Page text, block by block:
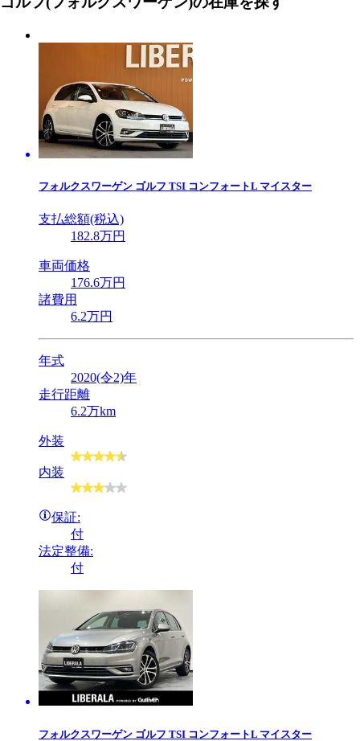
フォルクスワーゲン ゴルフ TSI コンフォートL マイスター
支払総額(税込)
182.8万円
車両価格
176.6万円
諸費用
6.2万円
年式
2020(令2)年
走行距離
6.2万km
外装
内装
保証:
付
法定整備:
付
フォルクスワーゲン ゴルフ TSI コンフォートL マイスター